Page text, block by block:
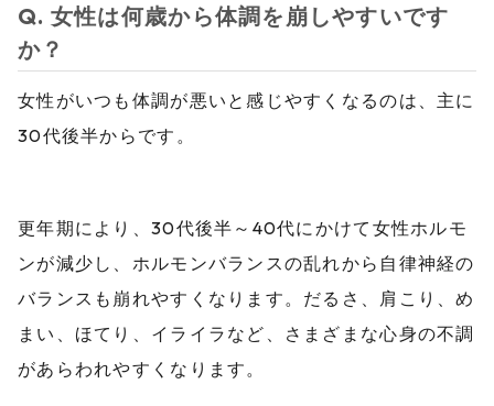
Q. 女性は何歳から体調を崩しやすいです
か？
女性がいつも体調が悪いと感じやすくなるのは、主に
30代後半からです。
更年期により、30代後半～40代にかけて女性ホルモ
ンが減少し、ホルモンバランスの乱れから自律神経の
バランスも崩れやすくなります。だるさ、肩こり、め
まい、ほてり、イライラなど、さまざまな心身の不調
があらわれやすくなります。